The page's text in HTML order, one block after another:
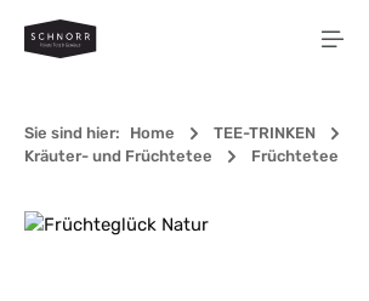
Zum Hauptinhalt springen
Sie sind hier: Home
TEE-TRINKEN
Kräuter- und Früchtetee
Früchtetee
Bildergalerie überspringen